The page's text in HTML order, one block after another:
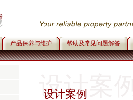
产品保养与维护 帮助及常见问题解答
设计案例
设计案例